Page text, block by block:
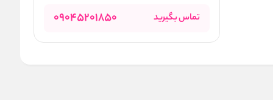
تماس بگیرید 09045201850